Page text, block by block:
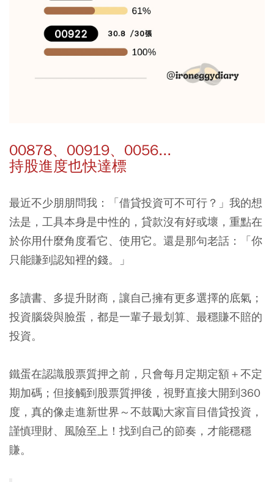
00878、00919、0056...
持股進度也快達標
最近不少朋朋問我：「借貸投資可不可行？」我的想
法是，工具本身是中性的，貸款沒有好或壞，重點在
於你用什麼角度看它、使用它。還是那句老話：「你
只能賺到認知裡的錢。」
多讀書、多提升財商，讓自己擁有更多選擇的底氣；
投資腦袋與臉蛋，都是一輩子最划算、最穩賺不賠的
投資。
鐵蛋在認識股票質押之前，只會每月定期定額＋不定
期加碼；但接觸到股票質押後，視野直接大開到360
度，真的像走進新世界～不鼓勵大家盲目借貸投資，
謹慎理財、風險至上！找到自己的節奏，才能穩穩
賺。